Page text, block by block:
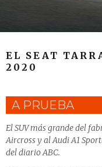
EL SEAT
2020
A PRUEBA
El SUV más grande del
Aircross y al Audi A1
del diario ABC.